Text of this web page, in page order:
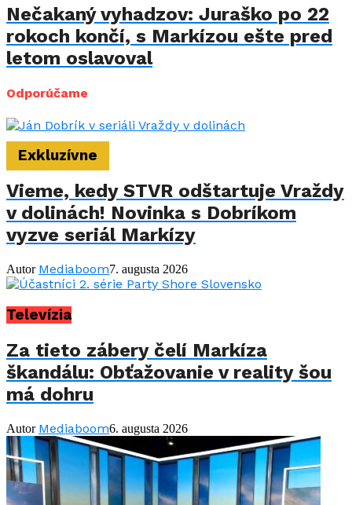
Nečakaný vyhadzov: Juraško po 22
rokoch končí, s Markízou ešte pred
letom oslavoval
Odporúčame
Exkluzívne
Vieme, kedy STVR odštartuje Vraždy
v dolinách! Novinka s Dobríkom
vyzve seriál Markízy
Autor Mediaboom7. augusta 2026
Televízia
Za tieto zábery čelí Markíza
škandálu: Obťažovanie v reality šou
má dohru
Autor Mediaboom6. augusta 2026